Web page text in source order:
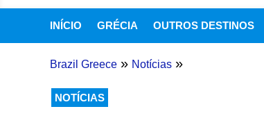
INÍCIO GRÉCIA OUTROS DESTINOS
Brazil Greece » Notícias »
NOTÍCIAS